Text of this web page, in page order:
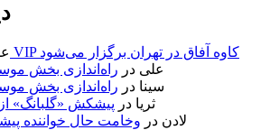
کنسرت VIP کاوه آفاق در تهران برگزار می‌شود
علی در راه‌اندازی بخش
سینا در راه‌اندازی بخش
ثریا در پیشکش «گلبانگ»
لادن در وخامت حال خواننده